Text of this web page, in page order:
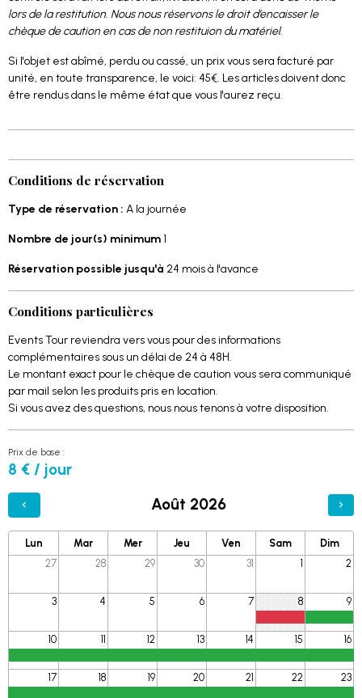
lors de la restitution. Nous nous réservons le droit d’encaisser le
chèque de caution en cas de non restituion du matériel.
Si l'objet est abîmé, perdu ou cassé, un prix vous sera facturé par
unité, en toute transparence, le voici: 45€. Les articles doivent donc
être rendus dans le même état que vous l'aurez reçu.
Conditions de réservation
Type de réservation : A la journée
Nombre de jour(s) minimum 1
Réservation possible jusqu'à 24 mois à l'avance
Conditions particulières
Events Tour reviendra vers vous pour des informations
complémentaires sous un délai de 24 à 48H.
Le montant exact pour le chèque de caution vous sera communiqué
par mail selon les produits pris en location.
Si vous avez des questions, nous nous tenons à votre disposition.
Prix de base :
8 € / jour
Août 2026
Lun Mar Mer Jeu Ven Sam
Dim
27
28 29 30 31 1 2
3 4 5 6 7 8 9
10 11 12 13 14 15 16
17 18 19 20 21 22 23